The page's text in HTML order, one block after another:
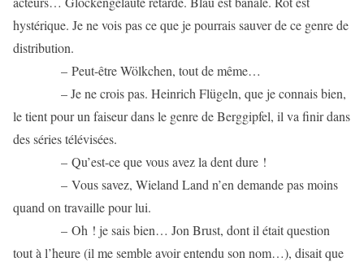
hystérique. Je ne vois pas ce que je pourrais sauver de ce genre de
distribution.
– Peut-être Wölkchen, tout de même…
– Je ne crois pas. Heinrich Flügeln, que je connais bien,
le tient pour un faiseur dans le genre de Berggipfel, il va finir dans
des séries télévisées.
– Qu’est-ce que vous avez la dent dure !
– Vous savez, Wieland Land n’en demande pas moins
quand on travaille pour lui.
– Oh ! je sais bien… Jon Brust, dont il était question
tout à l’heure (il me semble avoir entendu son nom…), disait que